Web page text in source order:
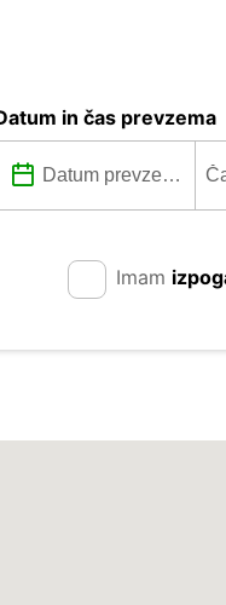
in čas prevzema
Imam